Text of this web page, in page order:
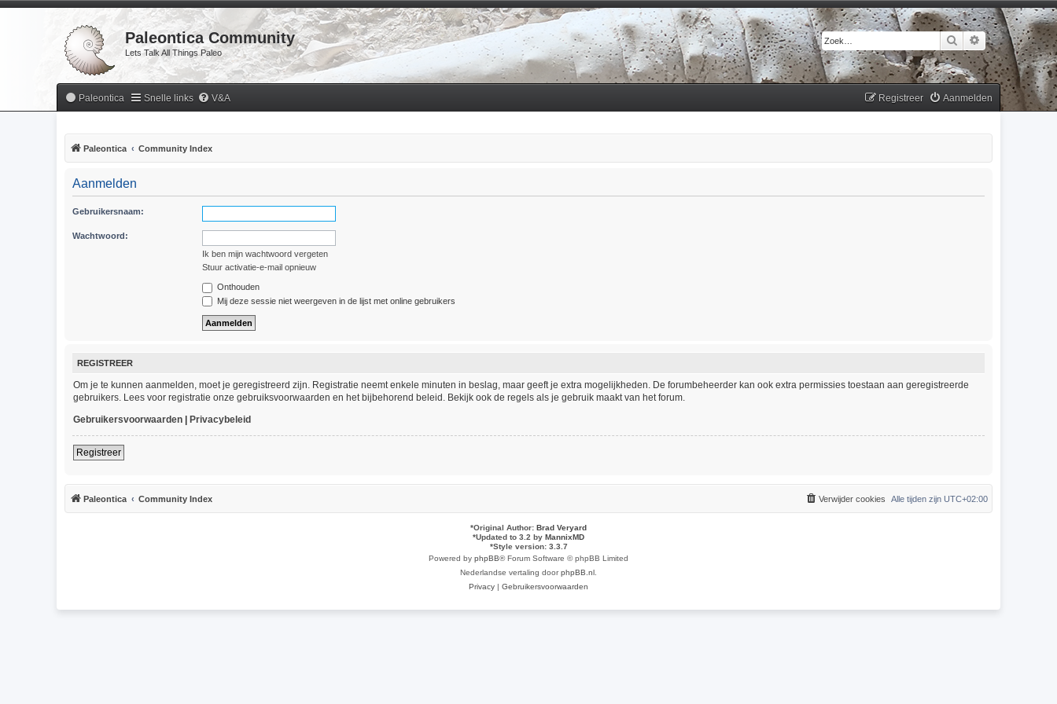
Paleontica Community
Lets Talk All Things Paleo
Zoek Uitgebreid
Paleontica Snelle links V&A Aanmelden
Registreer
Paleontica Community Index
Aanmelden
Gebruikersnaam:
Wachtwoord:
Ik ben mijn wachtwoord vergeten
Stuur activatie-e-mail opnieuw
Onthouden
Mij deze sessie niet weergeven in de lijst met online gebruikers
REGISTREER
Om je te kunnen aanmelden, moet je geregistreerd zijn. Registratie neemt enkele minuten in beslag, maar geeft je extra mogelijkheden. De forumbeheerder kan ook extra permissies toestaan aan geregistreerde
gebruikers. Lees voor registratie onze gebruiksvoorwaarden en het bijbehorend beleid. Bekijk ook de regels als je gebruik maakt van het forum.
Gebruikersvoorwaarden | Privacybeleid
Registreer
Paleontica Community Index Alle tijden zijn UTC+02:00
Verwijder cookies
*Original Author: Brad Veryard
*Updated to 3.2 by MannixMD
*Style version: 3.3.7
Powered by phpBB® Forum Software © phpBB Limited
Nederlandse vertaling doorphpBB.nl
Privacy | Gebruikersvoorwaarden